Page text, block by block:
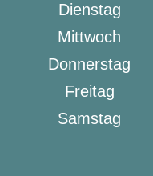
Dienstag
Mittwoch
Donnerstag
Freitag
Samstag